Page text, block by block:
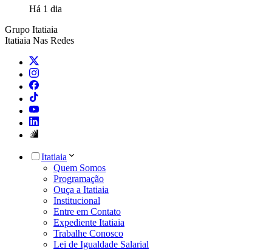
Há 1 dia
Grupo Itatiaia
Itatiaia Nas Redes
Itatiaia
Quem Somos
Programação
Ouça a Itatiaia
Institucional
Entre em Contato
Expediente Itatiaia
Trabalhe Conosco
Lei de Igualdade Salarial